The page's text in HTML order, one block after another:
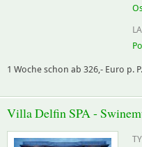
1 Woche schon ab 326,- Euro p.
Villa Delfin SPA -